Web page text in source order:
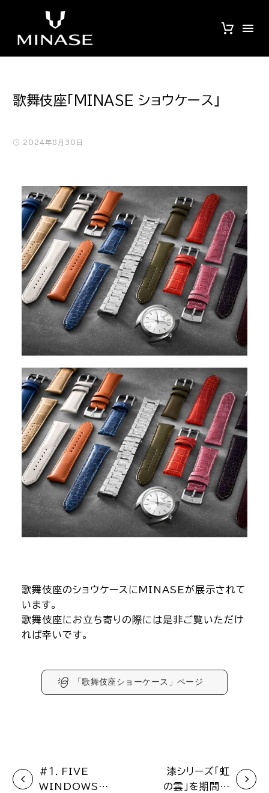
歌舞伎座「MINASE ショウケース」
2024年8月30日
歌舞伎座のショウケースにMINASEが展示されて
います。
歌舞伎座にお立ち寄りの際には是非ご覧いただけ
れば幸いです。
「歌舞伎座ショーケース」ページ
#１．FIVE
WINDOWSの
漆シリーズ「虹
の雲」を期間限